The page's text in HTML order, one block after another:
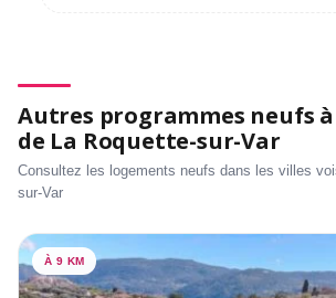
Autres programmes neufs
de La Roquette-sur-Var
Consultez les logements neufs dans les villes
sur-Var
À 9 KM